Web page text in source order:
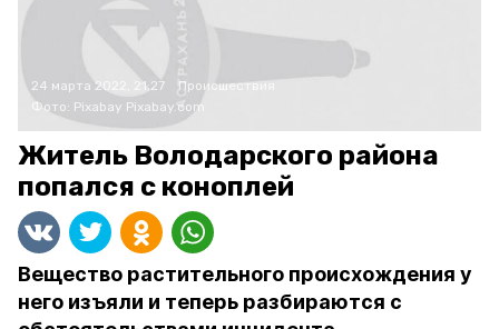
24 марта 2022, 21:27
Происшествия
Фото: Pixabay Pixabay.com
Житель Володарского района
попался с коноплей
Вещество растительного происхождения у
него изъяли и теперь разбираются с